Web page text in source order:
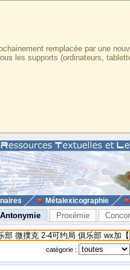
remplacée par une
les supports (ordinateurs,
Métalexicographie
Antonymie Proxémie
catégorie :